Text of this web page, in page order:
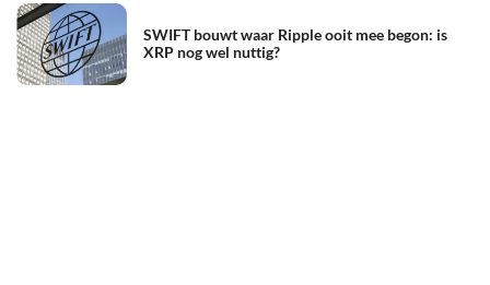
SWIFT bouwt waar Ripple ooit mee begon: is
XRP nog wel nuttig?